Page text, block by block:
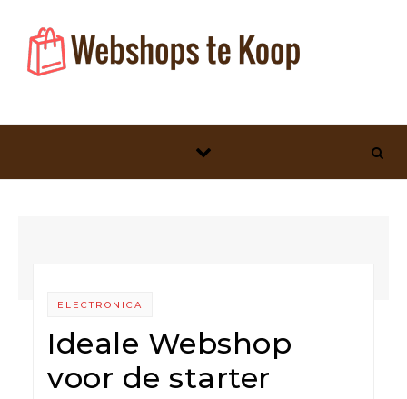
ELECTRONICA
Ideale Webshop
voor de starter